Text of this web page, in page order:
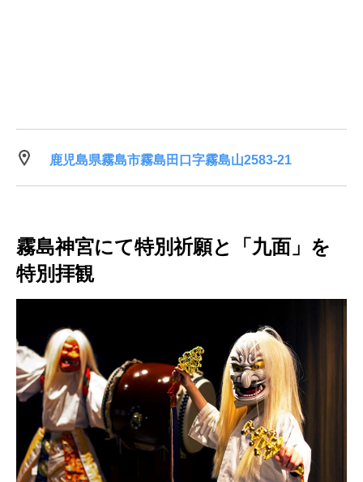
鹿児島県霧島市霧島田口字霧島山2583-21
霧島神宮にて特別祈願と「九面」を
特別拝観